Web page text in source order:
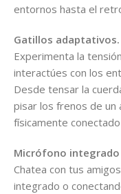
entornos hasta el
Gatillos adaptativos.
Experimenta la
interactúes con los
Desde tensar la
pisar los frenos de un
físicamente
Micrófono
Chatea con tus
integrado o